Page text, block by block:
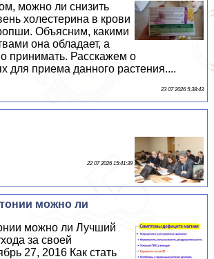
можно ли снизить
холестерина в крови
Объясним, какими
она обладает, а
принимать. Расскажем о
для приема данного растения....
23 07 2026 5:38:43
22 07 2026 15:41:39
можно ли
можно ли Лучший
за своей
27, 2016 Как стать